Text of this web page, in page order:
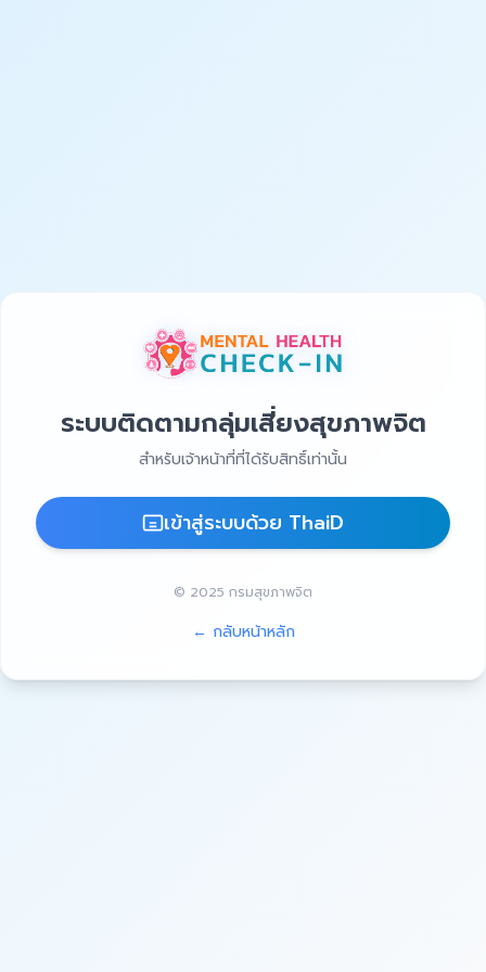
ระบบติดตามกลุ่มเสี่ยงสุขภาพจิต
สำหรับเจ้าหน้าที่ที่ได้รับสิทธิ์เท่านั้น
เข้าสู่ระบบด้วย ThaiD
© 2025 กรมสุขภาพจิต
← กลับหน้าหลัก